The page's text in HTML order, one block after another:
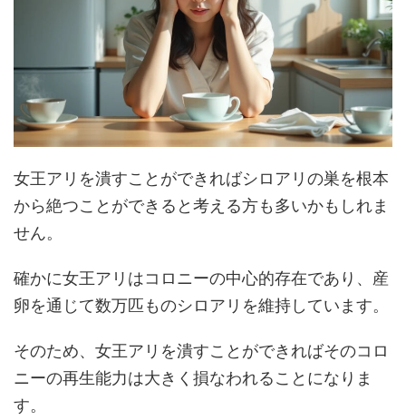
女王アリを潰すことができればシロアリの巣を根本
から絶つことができると考える方も多いかもしれま
せん。
確かに女王アリはコロニーの中心的存在であり、産
卵を通じて数万匹ものシロアリを維持しています。
そのため、女王アリを潰すことができればそのコロ
ニーの再生能力は大きく損なわれることになりま
す。